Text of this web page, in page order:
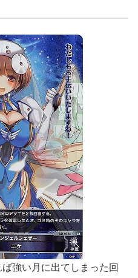
強い月に出てしまった回